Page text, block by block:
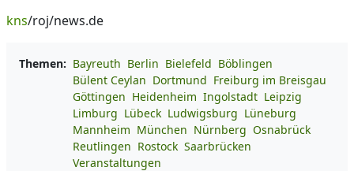
kns/roj/news.de
Themen: Bayreuth Berlin Bielefeld Böblingen
Bülent Ceylan Dortmund Freiburg im Breisgau
Göttingen Heidenheim Ingolstadt Leipzig
Limburg Lübeck Ludwigsburg Lüneburg
Mannheim München Nürnberg Osnabrück
Reutlingen Rostock Saarbrücken
Veranstaltungen